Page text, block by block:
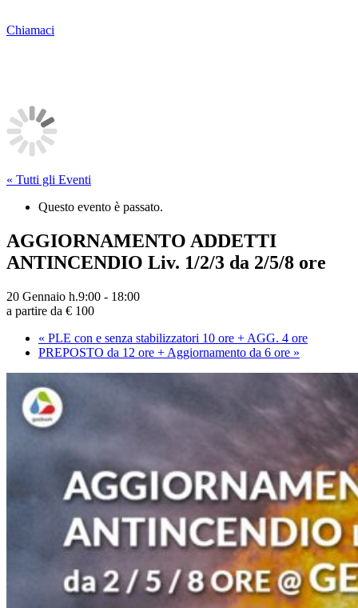
Chiamaci
« Tutti gli Eventi
Questo evento è passato.
AGGIORNAMENTO ADDETTI
ANTINCENDIO Liv. 1/2/3 da 2/5/8 ore
20 Gennaio h.9:00 - 18:00
a partire da € 100
« PLE con e senza stabilizzatori 10 ore + AGG. 4 ore
PREPOSTO da 12 ore + Aggiornamento da 6 ore »